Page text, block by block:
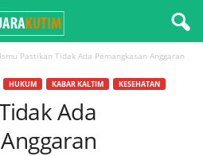
Ismu Pastikan Tidak Ada Pemangkasan Anggaran
HUKUM KABAR KALTIM KESEHATAN
Ada